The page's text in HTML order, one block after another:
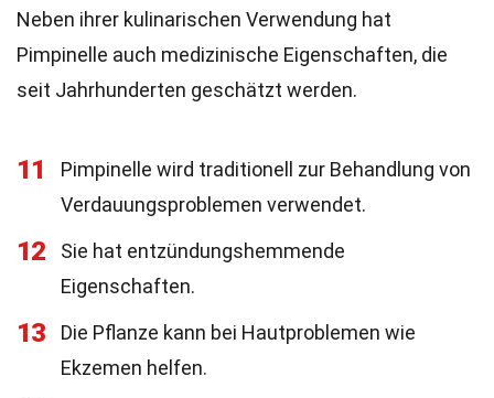
Neben ihrer kulinarischen Verwendung hat
Pimpinelle auch medizinische Eigenschaften, die
seit Jahrhunderten geschätzt werden.
11
Pimpinelle wird traditionell zur Behandlung von
Verdauungsproblemen verwendet.
12
Sie hat entzündungshemmende
Eigenschaften.
13
Die Pflanze kann bei Hautproblemen wie
Ekzemen helfen.